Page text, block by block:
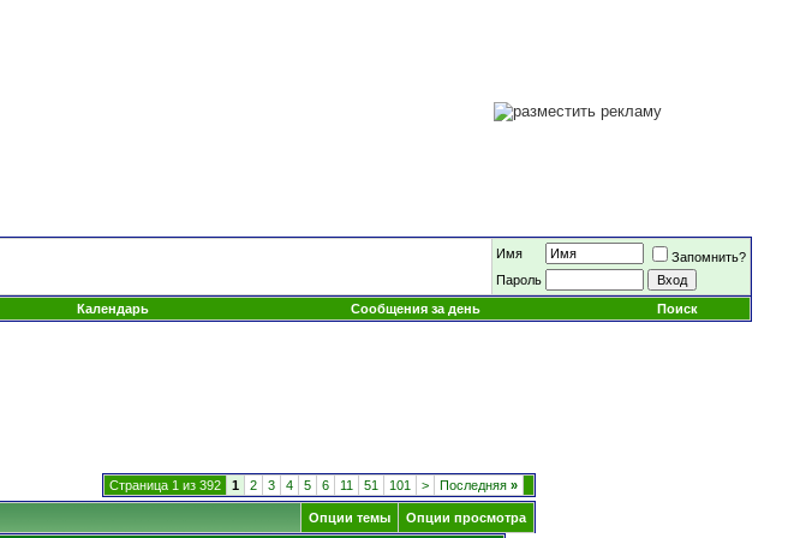
Имя
Запомнить?
Пароль
Календарь Сообщения за день Поиск
Страница 1 из 392 1 2 3 4 5 6 11 51 101 > Последняя »
Опции темы Опции просмотра